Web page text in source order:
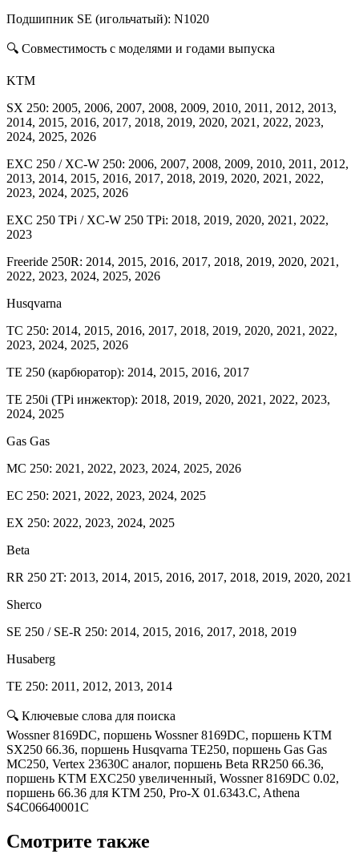
Подшипник SE (игольчатый): N1020
🔍 Совместимость с моделями и годами выпуска
KTM
SX 250: 2005, 2006, 2007, 2008, 2009, 2010, 2011, 2012, 2013,
2014, 2015, 2016, 2017, 2018, 2019, 2020, 2021, 2022, 2023,
2024, 2025, 2026
EXC 250 / XC-W 250: 2006, 2007, 2008, 2009, 2010, 2011, 2012,
2013, 2014, 2015, 2016, 2017, 2018, 2019, 2020, 2021, 2022,
2023, 2024, 2025, 2026
EXC 250 TPi / XC-W 250 TPi: 2018, 2019, 2020, 2021, 2022,
2023
Freeride 250R: 2014, 2015, 2016, 2017, 2018, 2019, 2020, 2021,
2022, 2023, 2024, 2025, 2026
Husqvarna
TC 250: 2014, 2015, 2016, 2017, 2018, 2019, 2020, 2021, 2022,
2023, 2024, 2025, 2026
TE 250 (карбюратор): 2014, 2015, 2016, 2017
TE 250i (TPi инжектор): 2018, 2019, 2020, 2021, 2022, 2023,
2024, 2025
Gas Gas
MC 250: 2021, 2022, 2023, 2024, 2025, 2026
EC 250: 2021, 2022, 2023, 2024, 2025
EX 250: 2022, 2023, 2024, 2025
Beta
RR 250 2T: 2013, 2014, 2015, 2016, 2017, 2018, 2019, 2020, 2021
Sherco
SE 250 / SE-R 250: 2014, 2015, 2016, 2017, 2018, 2019
Husaberg
TE 250: 2011, 2012, 2013, 2014
🔍 Ключевые слова для поиска
Wossner 8169DC, поршень Wossner 8169DC, поршень KTM
SX250 66.36, поршень Husqvarna TE250, поршень Gas Gas
MC250, Vertex 23630C аналог, поршень Beta RR250 66.36,
поршень KTM EXC250 увеличенный, Wossner 8169DC 0.02,
поршень 66.36 для KTM 250, Pro-X 01.6343.C, Athena
S4C06640001C
Смотрите также